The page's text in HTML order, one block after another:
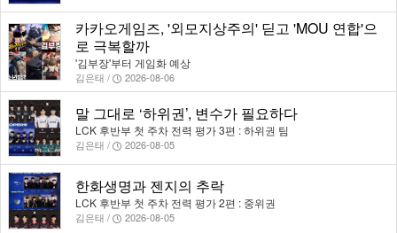
카카오게임즈, '외모지상주의' 딛고 'MOU 연합'으
로 극복할까
'김부장'부터 게임화 예상
김은태 / 2026-08-06
말 그대로 ‘하위권’, 변수가 필요하다
LCK 후반부 첫 주차 전력 평가 3편 : 하위권 팀
김은태 / 2026-08-05
한화생명과 젠지의 추락
LCK 후반부 첫 주차 전력 평가 2편 : 중위권
김은태 / 2026-08-05